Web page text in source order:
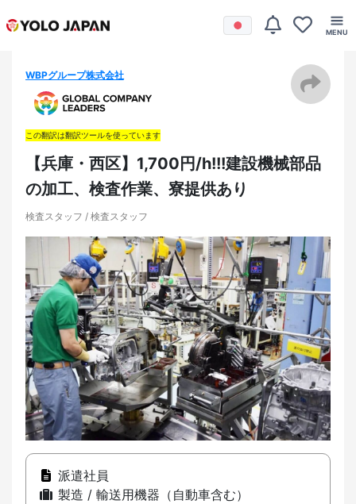
WBPグループ株式会社
この翻訳は翻訳ツールを使っています
【兵庫・西区】1,700円/h!!!建設機械部品
の加工、検査作業、寮提供あり
検査スタッフ / 検査スタッフ
派遣社員
製造 / 輸送用機器（自動車含む）